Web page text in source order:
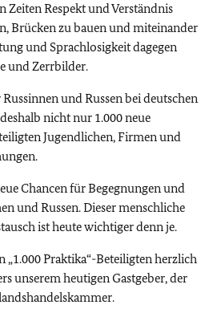
Zeiten Respekt und Verständnis
Brücken zu bauen und miteinander
und Sprachlosigkeit dagegen
und Zerrbilder.
und Russen bei deutschen
nicht nur 1.000 neue
Jugendlichen, Firmen und
Chancen für Begegnungen und
und Russen. Dieser menschliche
ist heute wichtiger denn je.
„1.000 Praktika“-Beteiligten herzlich
unserem heutigen Gastgeber, der